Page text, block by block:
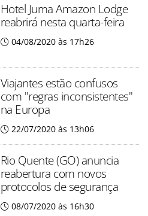
Hotel Juma Amazon Lodge
reabrirá nesta quarta-feira
04/08/2020 às 17h26
Viajantes estão confusos
com "regras inconsistentes"
na Europa
22/07/2020 às 13h06
Rio Quente (GO) anuncia
reabertura com novos
protocolos de segurança
08/07/2020 às 16h30